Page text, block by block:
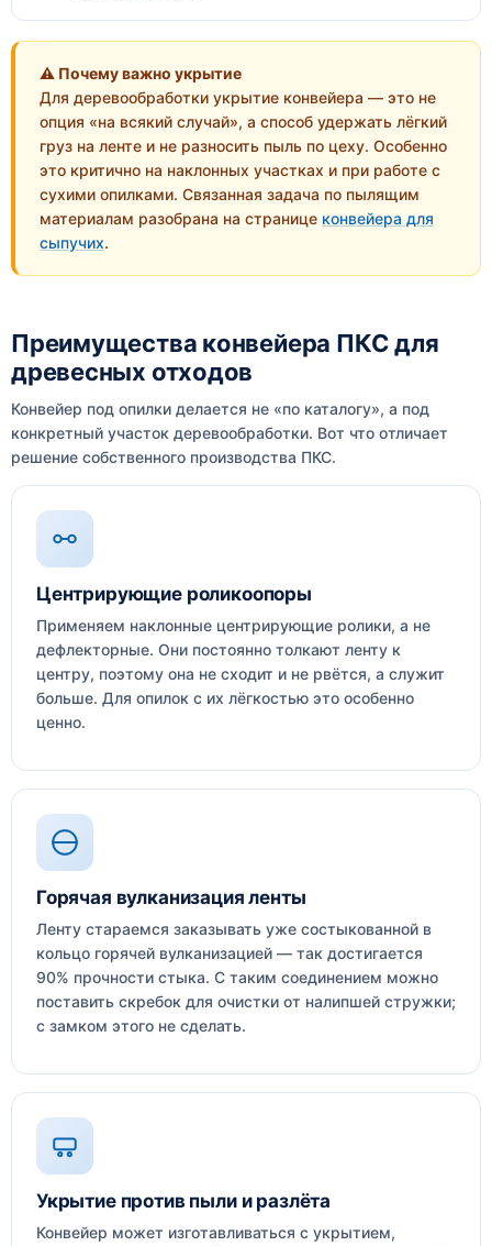
⚠ Почему важно укрытие
Для деревообработки укрытие конвейера — это не
опция «на всякий случай», а способ удержать лёгкий
груз на ленте и не разносить пыль по цеху. Особенно
это критично на наклонных участках и при работе с
сухими опилками. Связанная задача по пылящим
материалам разобрана на странице конвейера для
сыпучих.
Преимущества конвейера ПКС для
древесных отходов
Конвейер под опилки делается не «по каталогу», а под
конкретный участок деревообработки. Вот что отличает
решение собственного производства ПКС.
Центрирующие роликоопоры
Применяем наклонные центрирующие ролики, а не
дефлекторные. Они постоянно толкают ленту к
центру, поэтому она не сходит и не рвётся, а служит
больше. Для опилок с их лёгкостью это особенно
ценно.
Горячая вулканизация ленты
Ленту стараемся заказывать уже состыкованной в
кольцо горячей вулканизацией — так достигается
90% прочности стыка. С таким соединением можно
поставить скребок для очистки от налипшей стружки;
с замком этого не сделать.
Укрытие против пыли и разлёта
Конвейер может изготавливаться с укрытием,